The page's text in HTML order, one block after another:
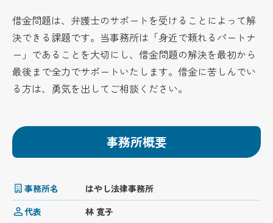
借金問題は、弁護士のサポートを受けることによって解
決できる課題です。当事務所は「身近で頼れるパートナ
ー」であることを大切にし、借金問題の解決を最初から
最後まで全力でサポートいたします。借金に苦しんでい
る方は、勇気を出してご相談ください。
事務所概要
事務所名
はやし法律事務所
代表
林 寛子